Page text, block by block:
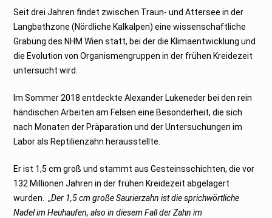
Seit drei Jahren findet zwischen Traun- und Attersee in der
Langbathzone (Nördliche Kalkalpen) eine wissenschaftliche
Grabung des NHM Wien statt, bei der die Klimaentwicklung und
die Evolution von Organismengruppen in der frühen Kreidezeit
untersucht wird.
Im Sommer 2018 entdeckte Alexander Lukeneder bei den rein
händischen Arbeiten am Felsen eine Besonderheit, die sich
nach Monaten der Präparation und der Untersuchungen im
Labor als Reptilienzahn herausstellte.
Er ist 1,5 cm groß und stammt aus Gesteinsschichten, die vor
132 Millionen Jahren in der frühen Kreidezeit abgelagert
wurden. „Der 1,5 cm große Saurierzahn ist die sprichwörtliche
Nadel im Heuhaufen, also in diesem Fall der Zahn im